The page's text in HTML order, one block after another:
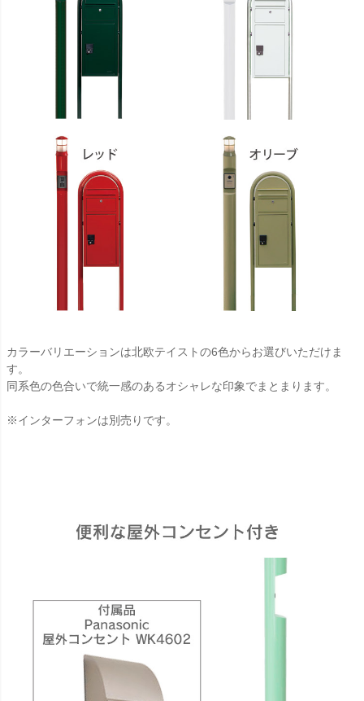
カラーバリエーションは北欧テイストの6色からお選びいただけま
す。
同系色の色合いで統一感のあるオシャレな印象でまとまります。
※インターフォンは別売りです。